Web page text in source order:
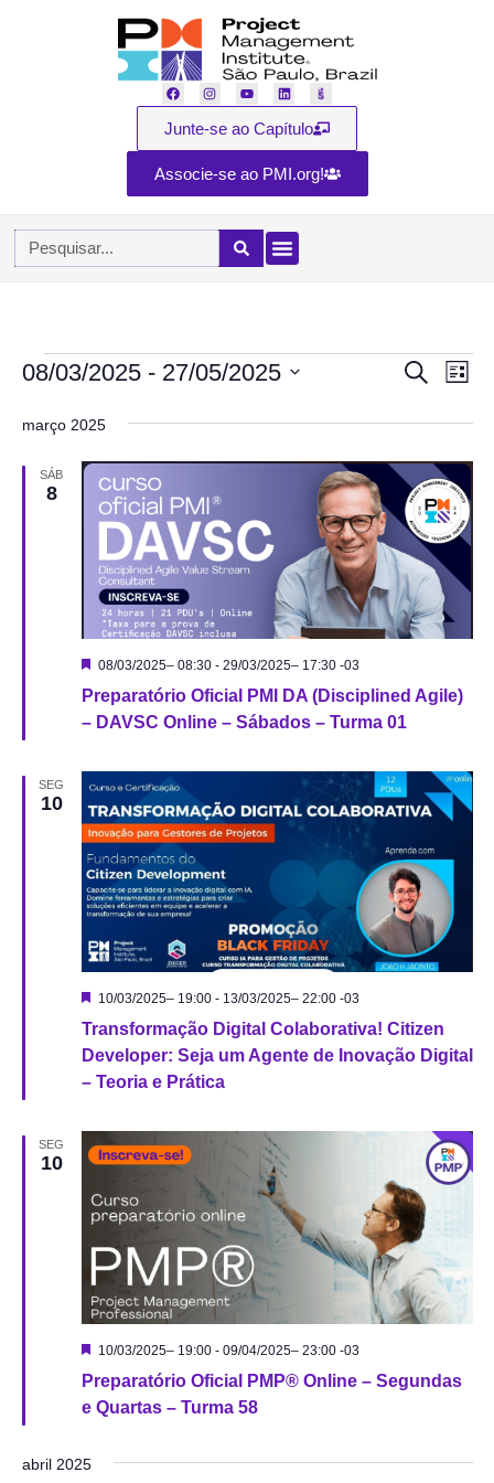
Junte-se ao Capítulo
Associe-se ao PMI.org!
e
de
de
Procurar
eventos
Lista
08/03/2025 - 27/05/2025
a
data.
março 2025
SÁB
8
Preparatório Oficial PMI DA (Disciplined Agile)
– DAVSC Online – Sábados – Turma 01
Destacado
08/03/2025– 08:30- 29/03/2025– 17:30 -03
SEG
10
Transformação Digital Colaborativa! Citizen
Developer: Seja um Agente de Inovação Digital
– Teoria e Prática
Destacado
10/03/2025– 19:00- 13/03/2025– 22:00 -03
SEG
10
Preparatório Oficial PMP® Online – Segundas
e Quartas – Turma 58
Destacado
10/03/2025– 19:00- 09/04/2025– 23:00 -03
abril 2025